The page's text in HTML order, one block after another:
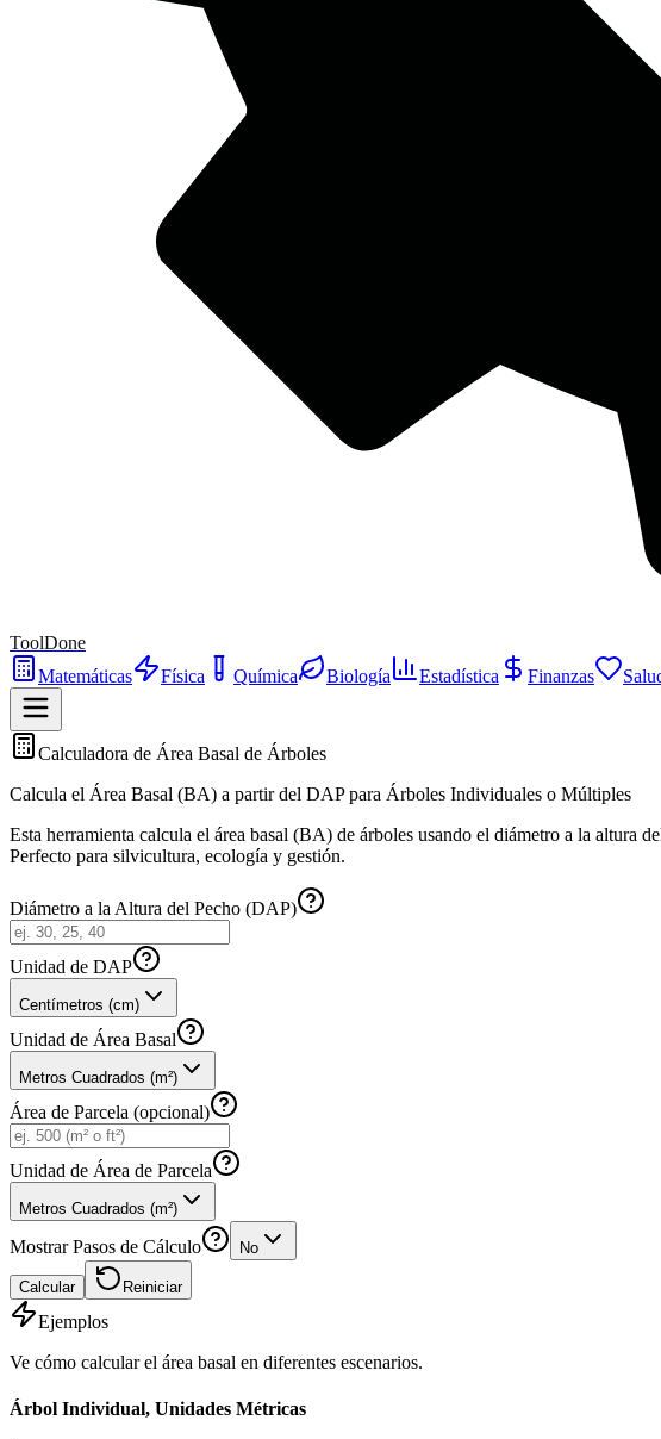
ToolDone
Matemáticas
Física Química Biología Estadística Finanzas
Calculadora de Área Basal de Árboles
Calcula el Área Basal (BA) a partir del DAP para Árboles Individuales o Múltiples
Esta herramienta calcula el área basal (BA) de árboles usando el diámetro a la altura
Perfecto para silvicultura, ecología y gestión.
Diámetro a la Altura del Pecho (DAP)
Unidad de DAP
Centímetros (cm)
Unidad de Área Basal
Metros Cuadrados (m²)
Área de Parcela (opcional)
Unidad de Área de Parcela
Metros Cuadrados (m²)
Mostrar Pasos de Cálculo No
Calcular Reiniciar
Ejemplos
Ve cómo calcular el área basal en diferentes escenarios.
Árbol Individual, Unidades Métricas